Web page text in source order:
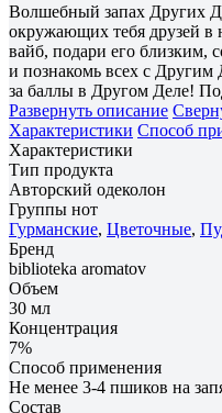
Волшебный запах Других
окружающих тебя друзей в
вайб, подари его близким,
и познакомь всех с
за баллы в Другом Деле!
Развернуть описание
Характеристики Способ
Характеристики
Тип продукта
Авторский одеколон
Группы нот
Гурманские, Цветочные,
Бренд
biblioteka aromatov
Объем
30 мл
Концентрация
7%
Способ применения
Не менее 3-4 пшиков на
Состав